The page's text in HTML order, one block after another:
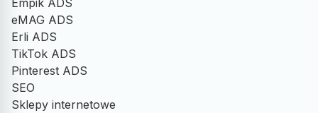
Empik ADS
eMAG ADS
Erli ADS
TikTok ADS
Pinterest ADS
SEO
Sklepy internetowe